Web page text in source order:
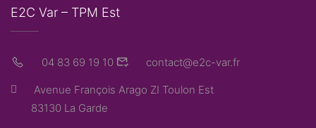
E2C Var – TPM Est
04 83 69 19 10 contact@e2c-var.fr
Avenue François Arago ZI Toulon Est
83130 La Garde